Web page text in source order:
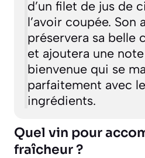
d’un filet de jus de
l’avoir coupée. Son
préservera sa belle
et ajoutera une
bienvenue qui se
parfaitement avec
ingrédients.
Quel vin pour
fraîcheur ?